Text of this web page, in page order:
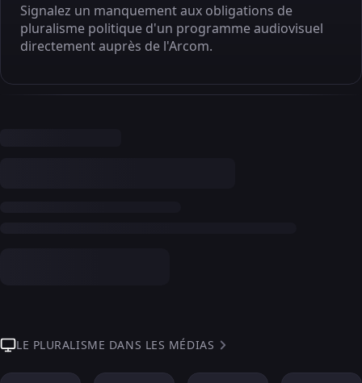
Signalez un manquement aux obligations de
pluralisme politique d'un programme audiovisuel
directement auprès de l'Arcom.
LE PLURALISME DANS LES MÉDIAS